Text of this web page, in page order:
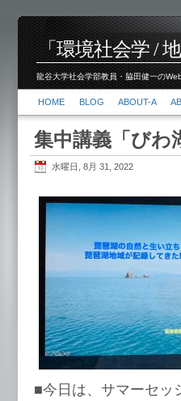
「環境社会学 /
龍谷大学社会学部教員・脇田健一の
HOME BLOG ABOUT-A
集中講義「びわ
水曜日, 8月 31, 2022
■今日は、サマーセッ